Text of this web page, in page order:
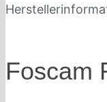
Foscam